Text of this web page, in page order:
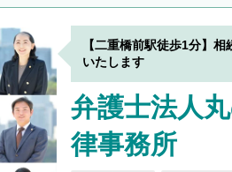
【二重橋前駅徒歩1分】
いたします
弁護士法人
律事務所